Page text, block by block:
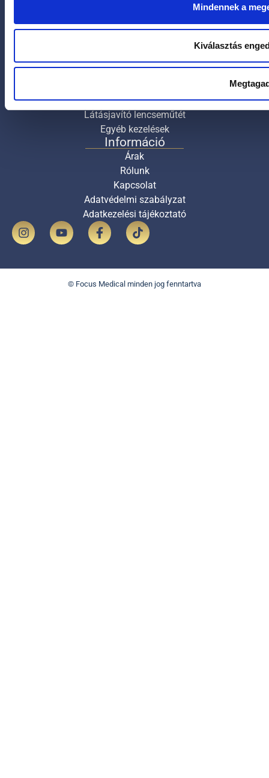
Mindennek a
Kiválasztás
Hétfőtől – péntekig: 8:00-16:30
Lézeres szemműtét (18-40 év)
Szürkehályog
Látásjavító lencseműtét
Egyéb kezelések
Információ
Árak
Rólunk
Kapcsolat
Adatvédelmi szabályzat
Adatkezelési tájékoztató
© Focus Medical minden jog fenntartva